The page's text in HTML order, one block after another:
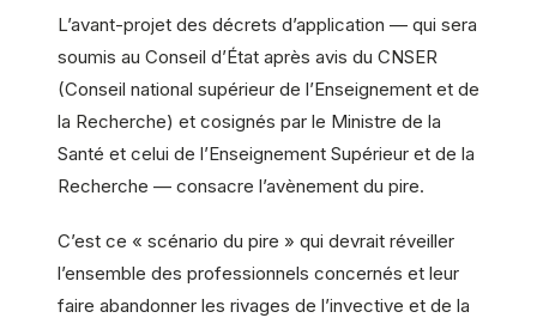
L’avant-projet des décrets d’application — qui sera
soumis au Conseil d’État après avis du CNSER
(Conseil national supérieur de l’Enseignement et de
la Recherche) et cosignés par le Ministre de la
Santé et celui de l’Enseignement Supérieur et de la
Recherche — consacre l’avènement du pire.
C’est ce « scénario du pire » qui devrait réveiller
l’ensemble des professionnels concernés et leur
faire abandonner les rivages de l’invective et de la